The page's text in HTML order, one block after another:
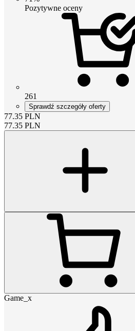
Pozytywne oceny
261
Sprawdź szczegóły oferty
77.35 PLN
77.35 PLN
Game_x